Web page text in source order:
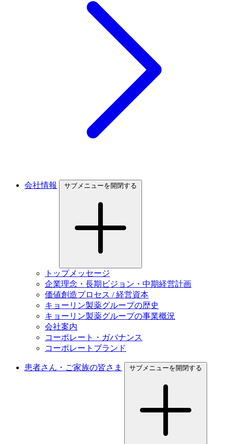
会社情報 サブメニューを開閉する
トップメッセージ
企業理念・長期ビジョン・中期経営計画
価値創造プロセス / 経営資本
キョーリン製薬グループの歴史
キョーリン製薬グループの事業概況
会社案内
コーポレート・ガバナンス
コーポレートブランド
患者さん・ご家族の皆さま サブメニューを開閉する